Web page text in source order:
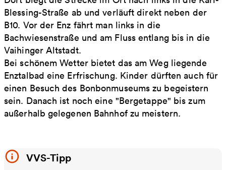
Blessing-Straße ab und verläuft direkt neben der
B10. Vor der Enz fährt man links in die
Bachwiesenstraße und am Fluss entlang bis in die
Vaihinger Altstadt.
Bei schönem Wetter bietet das am Weg liegende
Enztalbad eine Erfrischung. Kinder dürften auch für
einen Besuch des Bonbonmuseums zu begeistern
sein. Danach ist noch eine "Bergetappe" bis zum
außerhalb gelegenen Bahnhof zu meistern.
VVS-Tipp